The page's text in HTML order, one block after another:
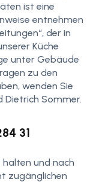
ist eine
entnehmen
der in
Küche
unter Gebäude
zu den
wenden Sie
Sommer.
31
und nach
zugänglichen